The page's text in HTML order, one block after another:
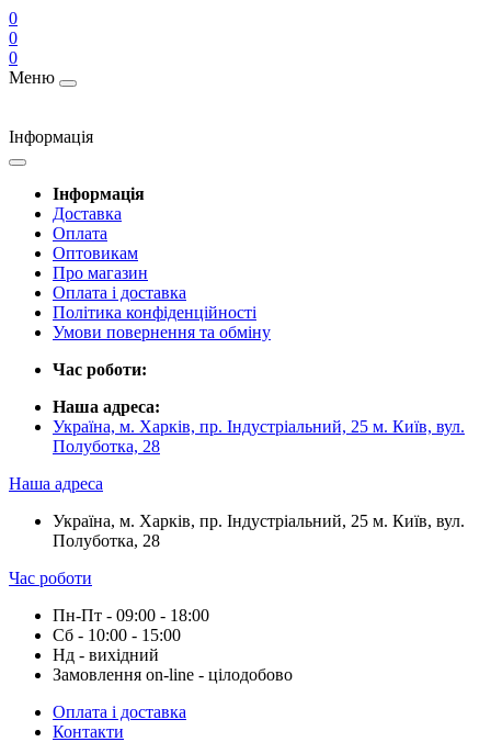
0
0
0
Меню
Інформація
Інформація
Доставка
Оплата
Оптовикам
Про магазин
Оплата і доставка
Політика конфіденційності
Умови повернення та обміну
Час роботи:
Наша адреса:
Україна, м. Харків, пр. Індустріальний, 25 м. Київ, вул.
Полуботка, 28
Наша адреса
Україна, м. Харків, пр. Індустріальний, 25 м. Київ, вул.
Полуботка, 28
Час роботи
Пн-Пт - 09:00 - 18:00
Сб - 10:00 - 15:00
Нд - вихідний
Замовлення on-line - цілодобово
Оплата і доставка
Контакти